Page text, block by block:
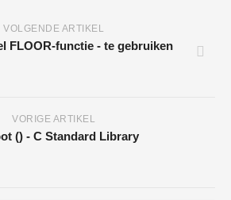
VOLGENDE ARTIKEL
FLOOR-functie - te gebruiken
VORIGE ARTIKEL
() - C Standard Library